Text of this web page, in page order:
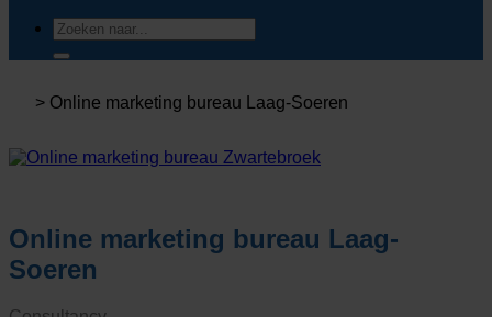
Zoeken
naar:
> Online marketing bureau Laag-Soeren
Online marketing bureau Laag-
Soeren